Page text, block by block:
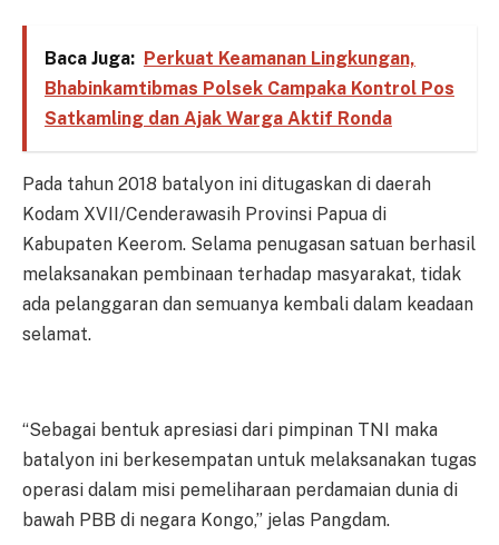
Baca Juga: Perkuat Keamanan Lingkungan,
Bhabinkamtibmas Polsek Campaka Kontrol Pos
Satkamling dan Ajak Warga Aktif Ronda
Pada tahun 2018 batalyon ini ditugaskan di daerah
Kodam XVII/Cenderawasih Provinsi Papua di
Kabupaten Keerom. Selama penugasan satuan berhasil
melaksanakan pembinaan terhadap masyarakat, tidak
ada pelanggaran dan semuanya kembali dalam keadaan
selamat.
“Sebagai bentuk apresiasi dari pimpinan TNI maka
batalyon ini berkesempatan untuk melaksanakan tugas
operasi dalam misi pemeliharaan perdamaian dunia di
bawah PBB di negara Kongo,” jelas Pangdam.